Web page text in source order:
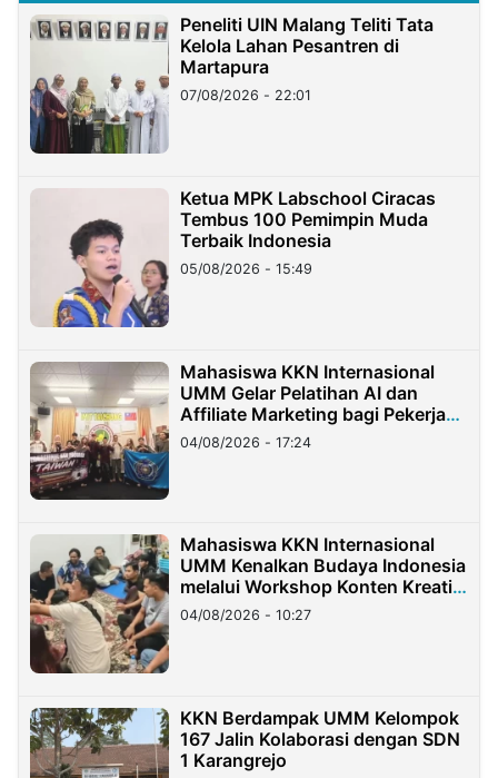
Peneliti UIN Malang Teliti Tata
Kelola Lahan Pesantren di
Martapura
07/08/2026 - 22:01
Ketua MPK Labschool Ciracas
Tembus 100 Pemimpin Muda
Terbaik Indonesia
05/08/2026 - 15:49
Mahasiswa KKN Internasional
UMM Gelar Pelatihan AI dan
Affiliate Marketing bagi Pekerja
Migran Indonesia di Taiwan
04/08/2026 - 17:24
Mahasiswa KKN Internasional
UMM Kenalkan Budaya Indonesia
melalui Workshop Konten Kreatif
di Taiwan
04/08/2026 - 10:27
KKN Berdampak UMM Kelompok
167 Jalin Kolaborasi dengan SDN
1 Karangrejo